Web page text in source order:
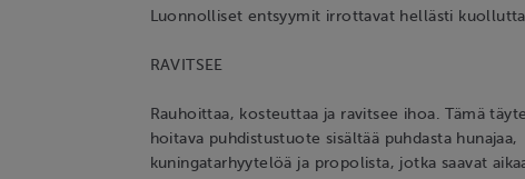
Luonnolliset entsyymit irrottavat hellästi
RAVITSEE
Rauhoittaa, kosteuttaa ja ravitsee ihoa. Tämä
hoitava puhdistustuote sisältää puhdasta hunajaa,
kuningatarhyytelöä ja propolista, jotka saavat